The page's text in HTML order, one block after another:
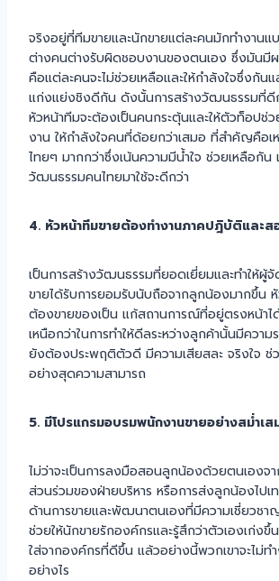
จริงอยู่ที่ทีมขายและนักขายแต่ละคนมักทำงานแ
ต่างคนต่างรับผิดชอบงานของตนเอง ซึ่งมันมี
คือแต่ละคนจะไม่ช่วยเหลือและให้กำลังใจซึ่งกัน
แก่งแย่งชิงดีกัน ดังนั้นการสร้างวัฒนธรรมที่ดี
หัวหน้าทีมจะต้องเป็นคนกระตุ้นและให้ตัวท็อป
งาน ให้กำลังใจคนที่ด้อยกว่าเสมอ ที่สำคัญคือเ
ไทยๆ มากกว่าซึ่งเน้นความมีน้ำใจ ช่วยเหลือกัน
วัฒนธรรมคนไทยมาใช้จะดีกว่า
4. หัวหน้าทีมขายต้องทำงานภาคปฎิบัติและ
เป็นการสร้างวัฒนธรรมที่ยอดเยี่ยมและทำให้ผู้
ขายได้รับการยอมรับนับถือจากลูกน้องมากขึ้น หั
ต้องขายของเป็น แก้สถานการณ์ที่อยู่ตรงหน้าไ
เหนือกว่าในการทำให้ดีลระหว่างลูกค้านั้นมีควา
ยังต้องประพฤติตัวดี มีความเสียสละ จริงใจ ช่
อย่างสุดความสามารถ
5. มีโปรแกรมอบรมพนักงานขายอย่างสม่ำเส
ไม่ว่าจะเป็นการลงมือสอนลูกน้องด้วยตนเองจ
ส่วนร่วมของฝ่ายบริหาร หรือการส่งลูกน้องไปเ
ด้านการขายและพัฒนาตนเองที่มีความเชี่ยวชา
ช่วยให้นักขายรักองค์กรและรู้สึกว่าตัวเองเก่งขึ้น
ใส่จากองค์กรที่ดีขึ้น แล้วอย่างนี้พวกเขาจะไม่ท
อย่างไร